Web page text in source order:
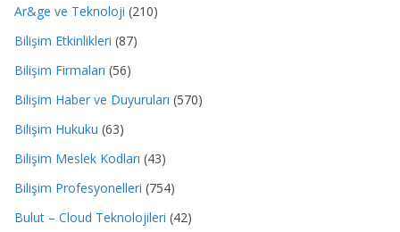
Ar&ge ve Teknoloji (210)
Bilişim Etkinlikleri (87)
Bilişim Firmaları (56)
Bilişim Haber ve Duyuruları (570)
Bilişim Hukuku (63)
Bilişim Meslek Kodları (43)
Bilişim Profesyonelleri (754)
Bulut – Cloud Teknolojileri (42)